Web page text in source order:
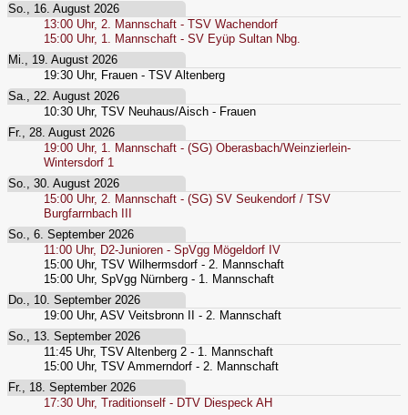
So., 16. August 2026
13:00 Uhr, 2. Mannschaft - TSV Wachendorf
15:00 Uhr, 1. Mannschaft - SV Eyüp Sultan Nbg.
Mi., 19. August 2026
19:30 Uhr, Frauen - TSV Altenberg
Sa., 22. August 2026
10:30 Uhr, TSV Neuhaus/Aisch - Frauen
Fr., 28. August 2026
19:00 Uhr, 1. Mannschaft - (SG) Oberasbach/Weinzierlein-
Wintersdorf 1
So., 30. August 2026
15:00 Uhr, 2. Mannschaft - (SG) SV Seukendorf / TSV
Burgfarrnbach III
So., 6. September 2026
11:00 Uhr, D2-Junioren - SpVgg Mögeldorf IV
15:00 Uhr, TSV Wilhermsdorf - 2. Mannschaft
15:00 Uhr, SpVgg Nürnberg - 1. Mannschaft
Do., 10. September 2026
19:00 Uhr, ASV Veitsbronn II - 2. Mannschaft
So., 13. September 2026
11:45 Uhr, TSV Altenberg 2 - 1. Mannschaft
15:00 Uhr, TSV Ammerndorf - 2. Mannschaft
Fr., 18. September 2026
17:30 Uhr, Traditionself - DTV Diespeck AH